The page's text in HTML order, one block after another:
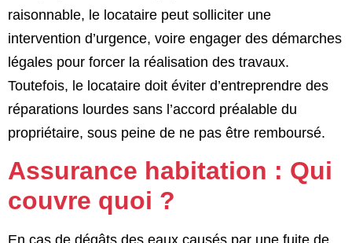
raisonnable, le locataire peut solliciter une
intervention d’urgence, voire engager des démarches
légales pour forcer la réalisation des travaux.
Toutefois, le locataire doit éviter d’entreprendre des
réparations lourdes sans l’accord préalable du
propriétaire, sous peine de ne pas être remboursé​.
Assurance habitation : Qui
couvre quoi ?